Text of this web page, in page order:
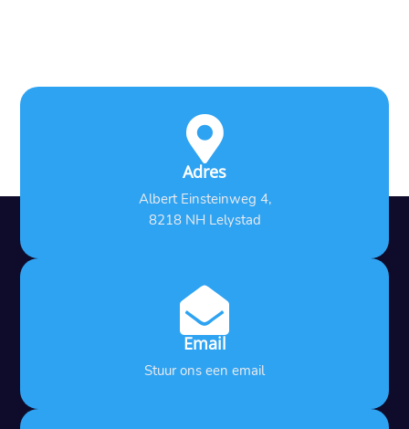

Adres
Albert Einsteinweg 4,
8218 NH Lelystad

Email
Stuur ons een email